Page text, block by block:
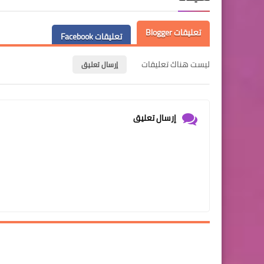
تعليقات Blogger
تعليقات Facebook
ليست هناك تعليقات
إرسال تعليق
إرسال تعليق